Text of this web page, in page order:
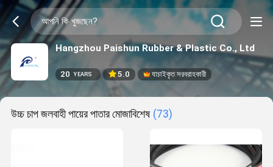
Hangzhou Paishun Rubber & Plastic Co., Ltd
20 YEARS 5.0 যাচাইকৃত সরবরাহকারী
উচ্চ চাপ জলবাহী পায়ের পাতার মোজাবিশেষ (73)